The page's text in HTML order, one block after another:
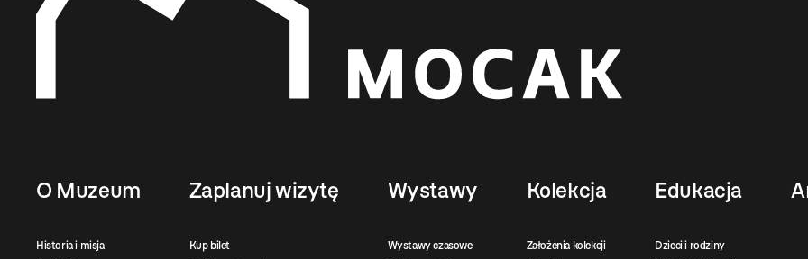
O Muzeum
Historia i misja
Zaplanuj wizytę
Kup bilet
Wystawy
Wystawy czasowe
Kolekcja
Założenia kolekcji
Edukacja
Dzieci i rodziny